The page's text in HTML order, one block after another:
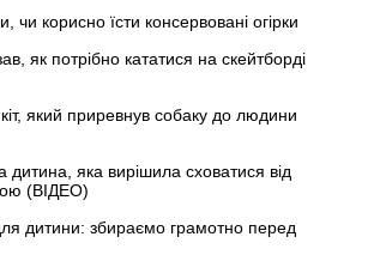
чи корисно їсти консервовані огірки
як потрібно кататися на скейтборді
який приревнув собаку до людини
яка вирішила сховатися від
(ВІДЕО)
дитини: збираємо грамотно перед